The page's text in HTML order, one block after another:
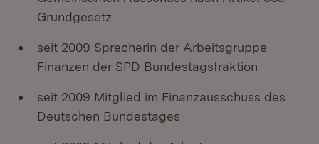
Grundgesetz
seit 2009 Sprecherin der Arbeitsgruppe
Finanzen der SPD Bundestagsfraktion
seit 2009 Mitglied im Finanzausschuss des
Deutschen Bundestages